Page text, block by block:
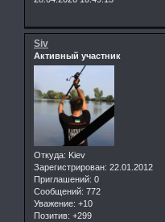
Siv
Активный участник
Откуда: Kiev
Зарегистрирован: 22.01.2012
Приглашений: 0
Сообщений: 772
Уважение: +10
Позитив: +299